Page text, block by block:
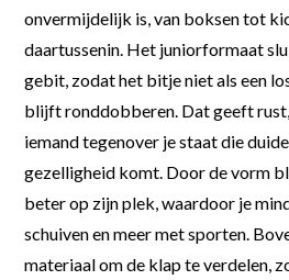
onvermijdelijk is, van boksen tot
daartussenin. Het juniorformaat
gebit, zodat het bitje niet als een
blijft ronddobberen. Dat geeft rust,
iemand tegenover je staat die
gezelligheid komt. Door de vorm
beter op zijn plek, waardoor je
schuiven en meer met sporten.
materiaal om de klap te verdelen,